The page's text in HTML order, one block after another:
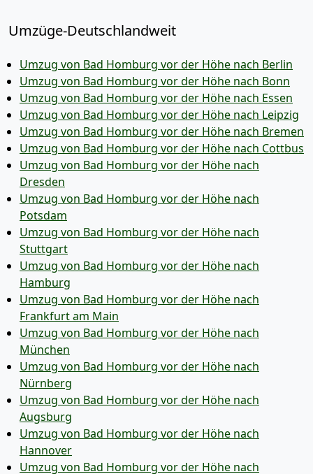
Umzüge-Deutschlandweit
Umzug von Bad Homburg vor der Höhe nach Berlin
Umzug von Bad Homburg vor der Höhe nach Bonn
Umzug von Bad Homburg vor der Höhe nach Essen
Umzug von Bad Homburg vor der Höhe nach Leipzig
Umzug von Bad Homburg vor der Höhe nach Bremen
Umzug von Bad Homburg vor der Höhe nach Cottbus
Umzug von Bad Homburg vor der Höhe nach
Dresden
Umzug von Bad Homburg vor der Höhe nach
Potsdam
Umzug von Bad Homburg vor der Höhe nach
Stuttgart
Umzug von Bad Homburg vor der Höhe nach
Hamburg
Umzug von Bad Homburg vor der Höhe nach
Frankfurt am Main
Umzug von Bad Homburg vor der Höhe nach
München
Umzug von Bad Homburg vor der Höhe nach
Nürnberg
Umzug von Bad Homburg vor der Höhe nach
Augsburg
Umzug von Bad Homburg vor der Höhe nach
Hannover
Umzug von Bad Homburg vor der Höhe nach